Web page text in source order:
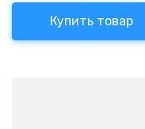
Купить товар